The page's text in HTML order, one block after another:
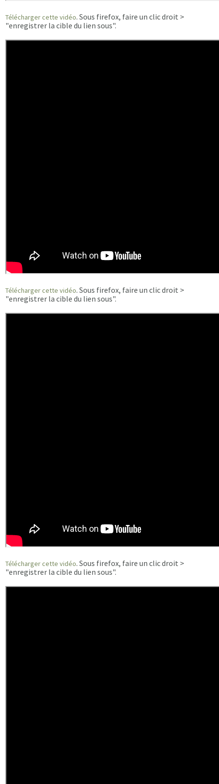
Télécharger cette vidéo. Sous firefox, faire un clic droit >
"enregistrer la cible du lien sous".
Télécharger cette vidéo. Sous firefox, faire un clic droit >
"enregistrer la cible du lien sous".
Télécharger cette vidéo. Sous firefox, faire un clic droit >
"enregistrer la cible du lien sous".